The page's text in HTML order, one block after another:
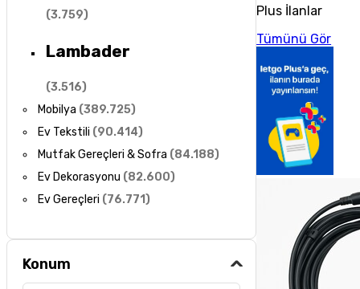
(3.759)
Lambader
(3.516)
Mobilya (389.725)
Ev Tekstili (90.414)
Mutfak Gereçleri & Sofra (84.188)
Ev Dekorasyonu (82.600)
Ev Gereçleri (76.771)
Konum
Plus İlanlar
Tümünü Gör